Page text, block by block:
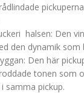
halsen: Den
den dynamik som
Den här
tonen som
samma pickup.